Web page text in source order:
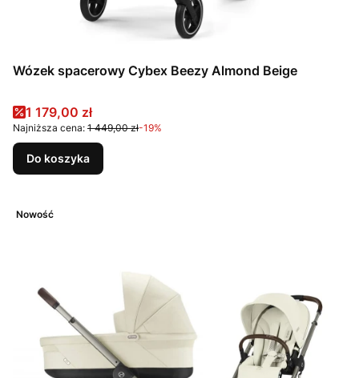
Wózek spacerowy Cybex Beezy Almond Beige
Cena promocyjna
1 179,00 zł
Najniższa cena: 1 449,00 zł-19%
Do koszyka
Nowość